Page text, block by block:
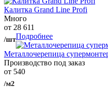
Калитка Grand Line Profi
Много
от 28 611
/штПодробнее
Металлочерепица
Производство под заказ
от 540
/м2